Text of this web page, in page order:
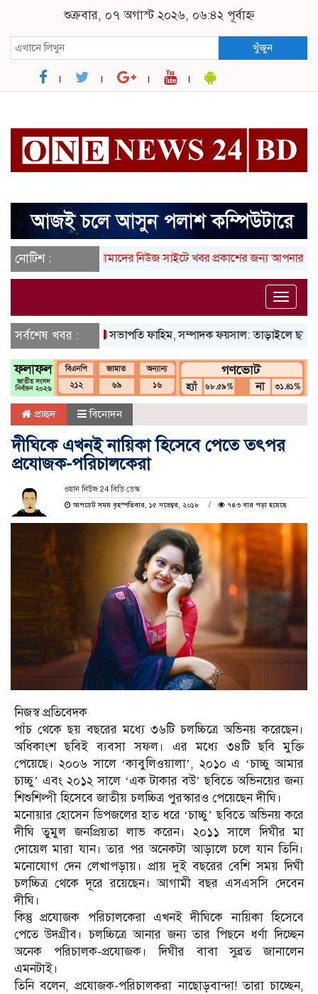
শুক্রবার, ০৭ অগাস্ট ২০২৬, ০৬:৪২ পূর্বাহ্ন
খুঁজুন
নোটিশ : আমাদের নিউজ সাইটে খবর প্রকাশের জন্য আপনার লিখা
Toggle
সর্বশেষ খবর :সভাপতি ফাহিম, সম্পাদক ফয়সাল: তাড়াইলে ছাত্র অধিকার
প্রচ্ছদ বিনোদন
দীঘিকে এখনই নায়িকা হিসেবে পেতে তৎপর
প্রযোজক-পরিচালকেরা
ওয়ান নিউজ 24 বিডি ডেস্ক
আপডেট সময় বৃহস্পতিবার, ১৫ নভেম্বর, ২০১৮
৭৪৩ বার পড়া হয়েছে
নিজস্ব প্রতিবেদক
পাঁচ থেকে ছয় বছরের মধ্যে ৩৬টি চলচ্চিত্রে অভিনয় করেছেন।
অধিকাংশ ছবিই ব্যবসা সফল। এর মধ্যে ৩৪টি ছবি মুক্তি
পেয়েছে। ২০০৬ সালে ‘কাবুলিওয়ালা’, ২০১০ এ ‘চাচ্চু আমার
চাচ্চু’ এবং ২০১২ সালে ‘এক টাকার বউ’ ছবিতে অভিনয়ের জন্য
শিশুশিল্পী হিসেবে জাতীয় চলচ্চিত্র পুরস্কারও পেয়েছেন দীঘি।
মনোয়ার হোসেন ডিপজলের হাত ধরে ‘চাচ্চু’ ছবিতে অভিনয় করে
দীঘি তুমুল জনপ্রিয়তা লাভ করেন। ২০১১ সালে দিঘীর মা
দোয়েল মারা যান। তার পর অনেকটা আড়ালে চলে যান তিনি।
মনোযোগ দেন লেখাপড়ায়। প্রায় দুই বছরের বেশি সময় দিঘী
চলচ্চিত্র থেকে দূরে রয়েছেন। আগামী বছর এসএসসি দেবেন
দীঘি।
কিন্তু প্রযোজক পরিচালকেরা এখনই দীঘিকে নায়িকা হিসেবে
পেতে উদগ্রীব। চলচ্চিত্রে আনার জন্য তার পিছনে ধর্ণা দিচ্ছেন
অনেক পরিচালক-প্রযোজক। দিঘীর বাবা সুব্রত জানালেন
এমনটাই।
তিনি বলেন, প্রযোজক-পরিচালকরা নাছোড়বান্দা! তারা চাচ্ছেন,